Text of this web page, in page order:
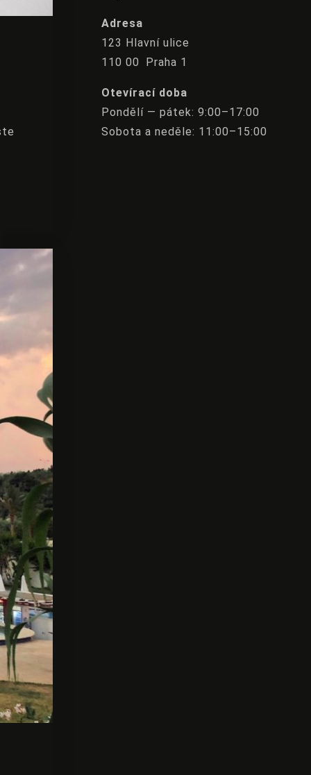
Adresa
123 Hlavní ulice
110 00 Praha 1
Otevírací doba
Pondělí — pátek: 9:00–17:00
Sobota a neděle: 11:00–15:00